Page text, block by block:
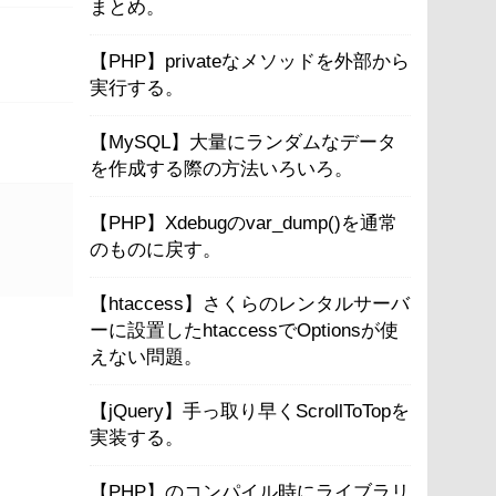
まとめ。
【PHP】privateなメソッドを外部から
実行する。
【MySQL】大量にランダムなデータ
を作成する際の方法いろいろ。
【PHP】Xdebugのvar_dump()を通常
のものに戻す。
【htaccess】さくらのレンタルサーバ
ーに設置したhtaccessでOptionsが使
えない問題。
【jQuery】手っ取り早くScrollToTopを
実装する。